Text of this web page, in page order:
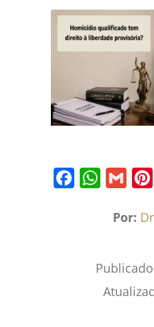
FacebookWhatsApp
Gmail
Por: